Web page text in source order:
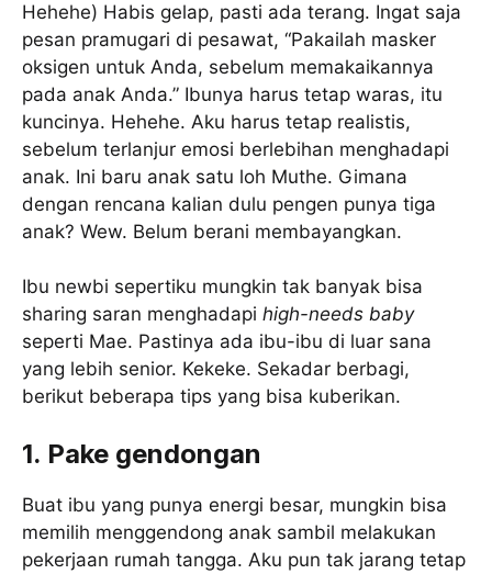
Hehehe) Habis gelap, pasti ada terang. Ingat saja
pesan pramugari di pesawat, “Pakailah masker
oksigen untuk Anda, sebelum memakaikannya
pada anak Anda.” Ibunya harus tetap waras, itu
kuncinya. Hehehe. Aku harus tetap realistis,
sebelum terlanjur emosi berlebihan menghadapi
anak. Ini baru anak satu loh Muthe. Gimana
dengan rencana kalian dulu pengen punya tiga
anak? Wew. Belum berani membayangkan.
Ibu newbi sepertiku mungkin tak banyak bisa
sharing saran menghadapi high-needs baby
seperti Mae. Pastinya ada ibu-ibu di luar sana
yang lebih senior. Kekeke. Sekadar berbagi,
berikut beberapa tips yang bisa kuberikan.
1. Pake gendongan
Buat ibu yang punya energi besar, mungkin bisa
memilih menggendong anak sambil melakukan
pekerjaan rumah tangga. Aku pun tak jarang tetap